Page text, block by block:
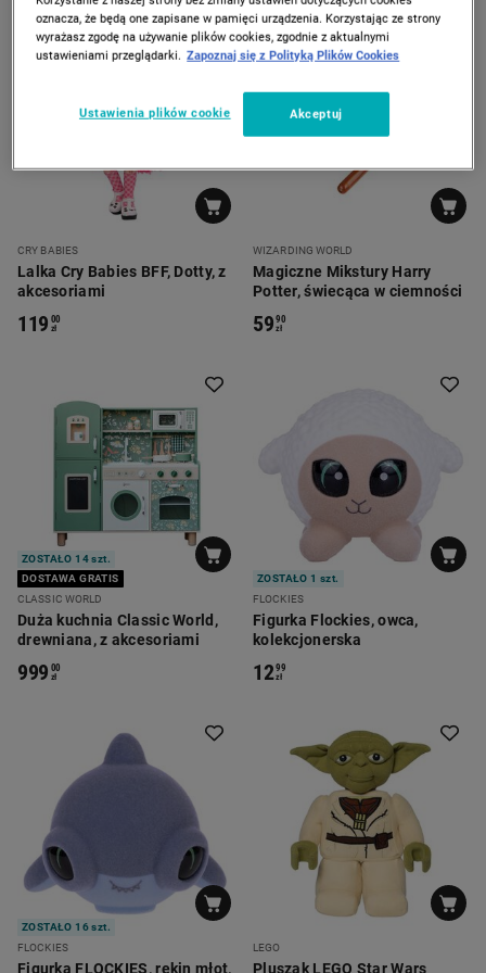
CRY BABIES
Lalka Cry Babies BFF, Dotty, z
akcesoriami
119 00
zł
WIZARDING WORLD
Magiczne Mikstury Harry
Potter, świecąca w ciemności
5990
zł
ZOSTAŁO 14 szt.
DOSTAWA GRATIS
CLASSIC WORLD
Duża kuchnia Classic World,
drewniana, z akcesoriami
999 00
zł
ZOSTAŁO 1 szt.
FLOCKIES
Figurka Flockies, owca,
kolekcjonerska
1299
zł
ZOSTAŁO 16 szt.
FLOCKIES
Figurka FLOCKIES, rekin młot,
LEGO
Pluszak LEGO Star Wars
oznacza, że będą one zapisane w pamięci urządzenia. Korzystając ze strony
wyrażasz zgodę na używanie plików cookies, zgodnie z aktualnymi
ustawieniami przeglądarki. Zapoznaj się z Polityką Plików Cookies
Ustawienia plików cookie Akceptuj